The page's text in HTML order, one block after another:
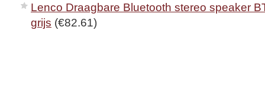
Lenco Draagbare Bluetooth stereo speaker
grijs (€82.61)